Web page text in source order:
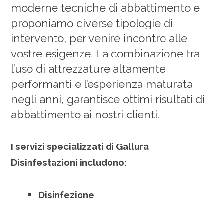
moderne tecniche di abbattimento e
proponiamo diverse tipologie di
intervento, per venire incontro alle
vostre esigenze. La combinazione tra
l’uso di attrezzature altamente
performanti e l’esperienza maturata
negli anni, garantisce ottimi risultati di
abbattimento ai nostri clienti.
I servizi specializzati di Gallura
Disinfestazioni includono:
Disinfezione